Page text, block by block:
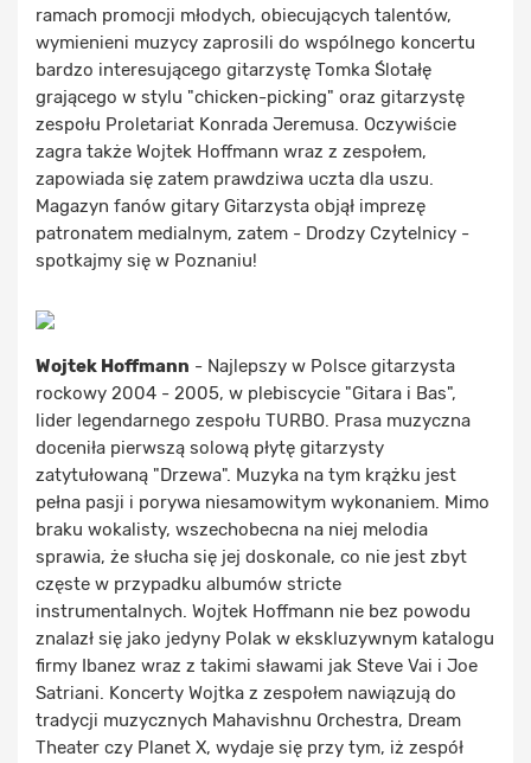
ramach promocji młodych, obiecujących talentów,
wymienieni muzycy zaprosili do wspólnego koncertu
bardzo interesującego gitarzystę Tomka Ślotałę
grającego w stylu "chicken-picking" oraz gitarzystę
zespołu Proletariat Konrada Jeremusa. Oczywiście
zagra także Wojtek Hoffmann wraz z zespołem,
zapowiada się zatem prawdziwa uczta dla uszu.
Magazyn fanów gitary Gitarzysta objął imprezę
patronatem medialnym, zatem - Drodzy Czytelnicy -
spotkajmy się w Poznaniu!
Wojtek Hoffmann - Najlepszy w Polsce gitarzysta
rockowy 2004 - 2005, w plebiscycie "Gitara i Bas",
lider legendarnego zespołu TURBO. Prasa muzyczna
doceniła pierwszą solową płytę gitarzysty
zatytułowaną "Drzewa". Muzyka na tym krążku jest
pełna pasji i porywa niesamowitym wykonaniem. Mimo
braku wokalisty, wszechobecna na niej melodia
sprawia, że słucha się jej doskonale, co nie jest zbyt
częste w przypadku albumów stricte
instrumentalnych. Wojtek Hoffmann nie bez powodu
znalazł się jako jedyny Polak w ekskluzywnym katalogu
firmy Ibanez wraz z takimi sławami jak Steve Vai i Joe
Satriani. Koncerty Wojtka z zespołem nawiązują do
tradycji muzycznych Mahavishnu Orchestra, Dream
Theater czy Planet X, wydaje się przy tym, iż zespół